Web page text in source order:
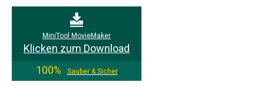
MiniTool MovieMaker
Klicken zum Download
100%
Sauber & Sicher